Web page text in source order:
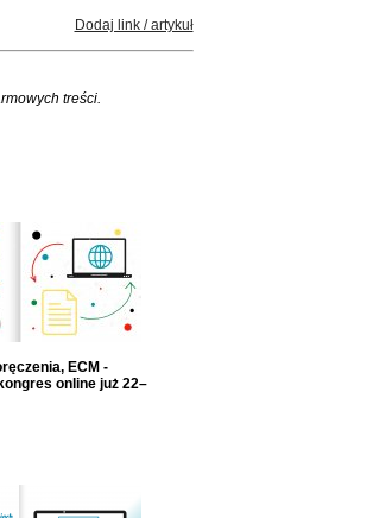
Dodaj link / artykuł
treści.
ECM -
online już 22–